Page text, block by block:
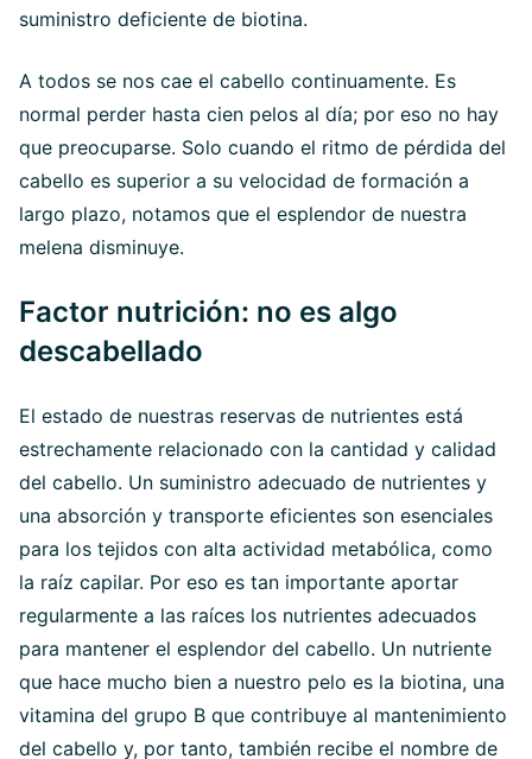
suministro deficiente de biotina.
A todos se nos cae el cabello continuamente. Es
normal perder hasta cien pelos al día; por eso no hay
que preocuparse. Solo cuando el ritmo de pérdida del
cabello es superior a su velocidad de formación a
largo plazo, notamos que el esplendor de nuestra
melena disminuye.
Factor nutrición: no es algo
descabellado
El estado de nuestras reservas de nutrientes está
estrechamente relacionado con la cantidad y calidad
del cabello. Un suministro adecuado de nutrientes y
una absorción y transporte eficientes son esenciales
para los tejidos con alta actividad metabólica, como
la raíz capilar. Por eso es tan importante aportar
regularmente a las raíces los nutrientes adecuados
para mantener el esplendor del cabello. Un nutriente
que hace mucho bien a nuestro pelo es la biotina, una
vitamina del grupo B que contribuye al mantenimiento
del cabello y, por tanto, también recibe el nombre de